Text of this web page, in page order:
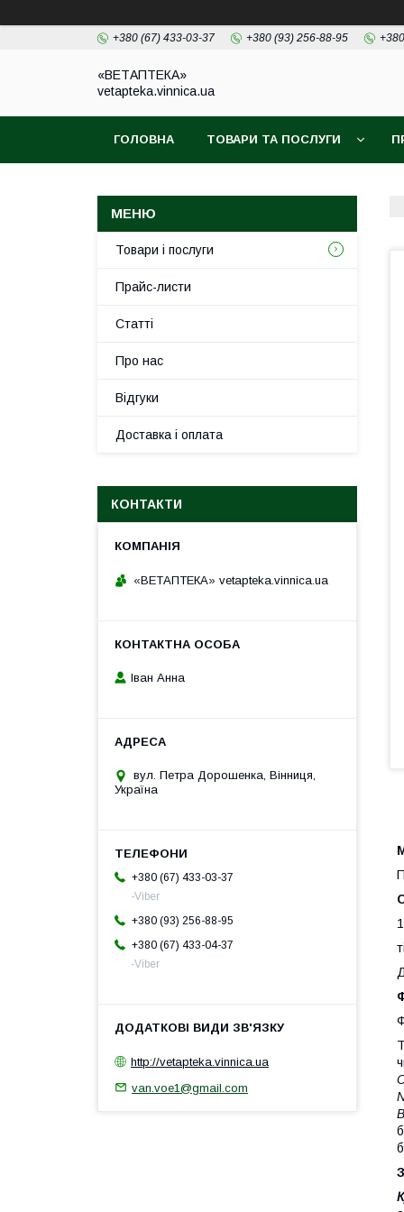
+380 (67) 433-03-37 +380 (93) 256-88-95
«ВЕТАПТЕКА»
vetapteka.vinnica.ua
ГОЛОВНА ТОВАРИ ТА ПОСЛУГИ
Товари і послуги
Прайс-листи
Статті
Про нас
Відгуки
Доставка і оплата
КОНТАКТИ
«ВЕТАПТЕКА» vetapteka.vinnica.ua
Іван Анна
вул. Петра Дорошенка, Вінниця,
Україна
+380 (67) 433-03-37
-Viber
+380 (93) 256-88-95
+380 (67) 433-04-37
-Viber
http://vetapteka.vinnica.ua
van.voe1@gmail.com